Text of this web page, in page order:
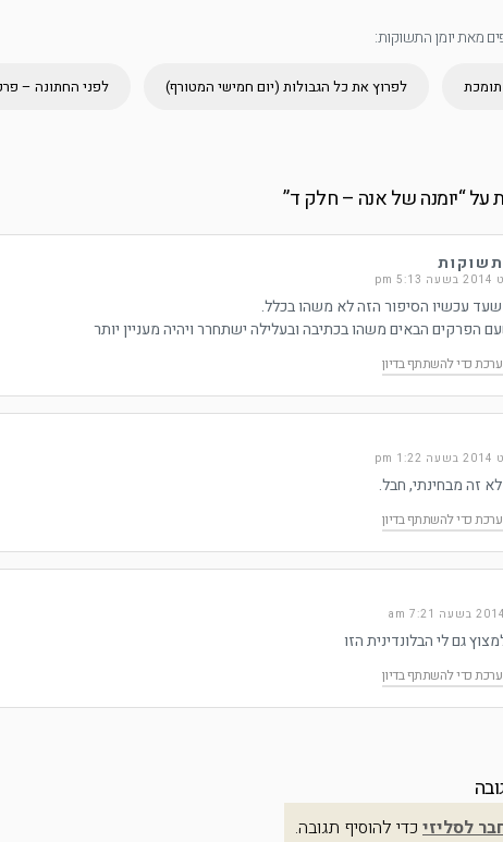
מאת יומן התשוקות:
לפרוץ את כל הגבולות (יום חמישי המטורף) לפני החתונה –
יומנה של אנה – חלק ד”
שעד עכשיו הסיפור הזה לא משהו בכלל.
הפרקים הבאים משהו בכתיבה ובעלילה ישתחרר ויהיה מעניין יותר
כדי להשתתף בדיון
לא זה מבחינתי, חבל.
כדי להשתתף בדיון
גם לי הבלונדינית הזו
כדי להשתתף בדיון
לסליזי כדי להוסיף תגובה.